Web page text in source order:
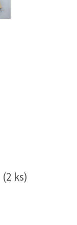
(2 ks)